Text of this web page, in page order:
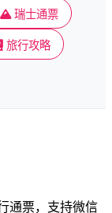
瑞士通票
旅行攻略
通票，支持微信